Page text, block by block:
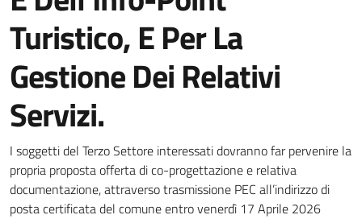
Turistico, E Per La
Gestione Dei Relativi
Servizi.
Dettagli della notizia
I soggetti del Terzo Settore interessati dovranno far pervenire la
propria proposta offerta di co-progettazione e relativa
documentazione, attraverso trasmissione PEC all’indirizzo di
posta certificata del comune entro venerdì 17 Aprile 2026